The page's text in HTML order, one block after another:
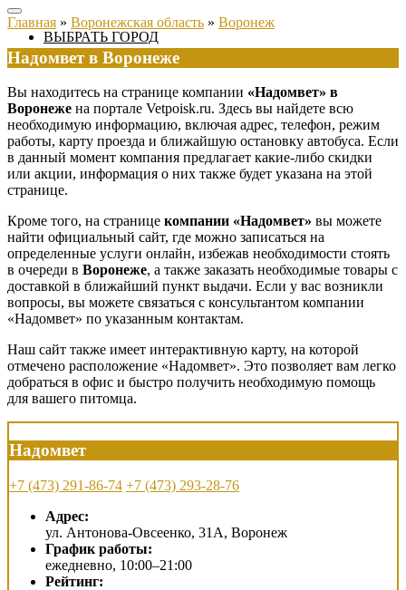
ВЫБРАТЬ ГОРОД
Главная » Воронежская область » Воронеж
Надомвет в Воронеже
Вы находитесь на странице компании «Надомвет» в
Воронеже на портале Vetpoisk.ru. Здесь вы найдете всю
необходимую информацию, включая адрес, телефон, режим
работы, карту проезда и ближайшую остановку автобуса. Если
в данный момент компания предлагает какие-либо скидки
или акции, информация о них также будет указана на этой
странице.
Кроме того, на странице компании «Надомвет» вы можете
найти официальный сайт, где можно записаться на
определенные услуги онлайн, избежав необходимости стоять
в очереди в Воронеже, а также заказать необходимые товары с
доставкой в ближайший пункт выдачи. Если у вас возникли
вопросы, вы можете связаться с консультантом компании
«Надомвет» по указанным контактам.
Наш сайт также имеет интерактивную карту, на которой
отмечено расположение «Надомвет». Это позволяет вам легко
добраться в офис и быстро получить необходимую помощь
для вашего питомца.
Надомвет
+7 (473) 291-86-74 +7 (473) 293-28-76
Адрес:
ул. Антонова-Овсеенко, 31А, Воронеж
График работы:
ежедневно, 10:00–21:00
Рейтинг: